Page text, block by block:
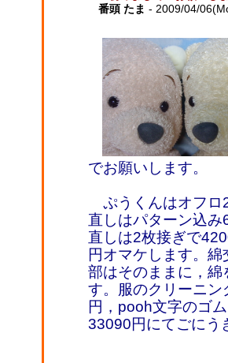
番頭 たま - 2009/04/
でお願いします。
ぷうくんはオフロ
直しはパターン込
直しは2枚接ぎで
円オマケします。
部はそのままに，
す。服のクリーニ
円，pooh文字のゴ
33090円にてごにう